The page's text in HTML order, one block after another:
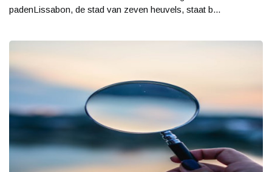
padenLissabon, de stad van zeven heuvels, staat b...